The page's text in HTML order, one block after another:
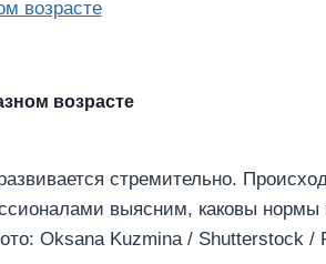
возрасте
стремительно.
выясним, каковы
Oksana Kuzmina / Shutterstock